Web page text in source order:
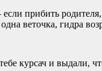
прибить
веточка, гидра
курсач и выдали,